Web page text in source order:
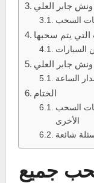
ونش جابر العلي
السحب
التي يتم سحبها
السيارات
جابر العلي
الساعة
الختام
السحب
الأخرى
شائعة
جميع